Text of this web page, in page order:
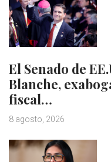
El Senado de
Blanche,
fiscal…
8 agosto, 2026